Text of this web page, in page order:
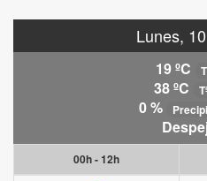
Lunes,
19 ºC
38 ºC
0 %
00h - 12h